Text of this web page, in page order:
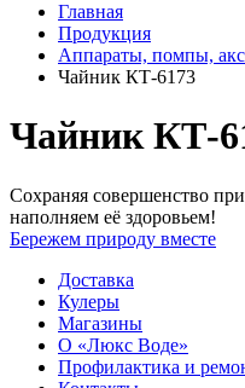
Главная
Продукция
Аппараты, помпы,
Чайник КТ-6173
Чайник КТ-
Сохраняя совершенство
наполняем её здоровьем!
Бережем природу вместе
Доставка
Кулеры
Магазины
О «Люкс Воде»
Профилактика и